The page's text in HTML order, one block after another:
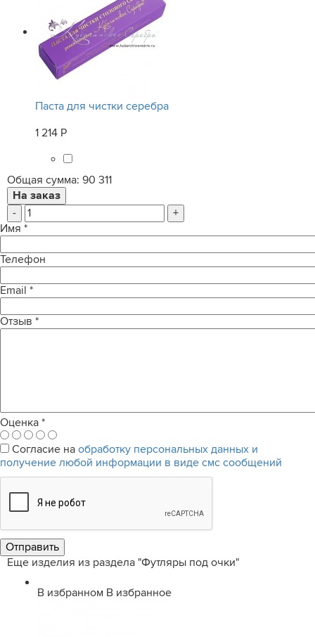
Паста для чистки серебра
1 214 Р
Общая сумма: 90 311
-
+
Имя *
Телефон
Email *
Отзыв *
Оценка *
Согласие на обработку персональных данных и
получение любой информации в виде смс сообщений
Еще изделия из раздела "Футляры под очки"
В избранном В избранное